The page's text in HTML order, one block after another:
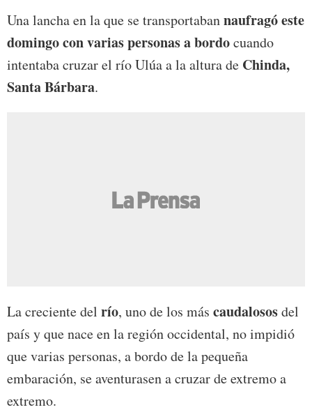
Una lancha en la que se transportabannaufragó este
domingo con varias personas a bordocuando
intentaba cruzar el río Ulúa a la altura de Chinda,
Santa Bárbara.
La creciente del río, uno de los más caudalososdel
país y que nace en la región occidental, no impidió
que varias personas, a bordo de la pequeña
embaración, se aventurasen a cruzar de extremo a
extremo.